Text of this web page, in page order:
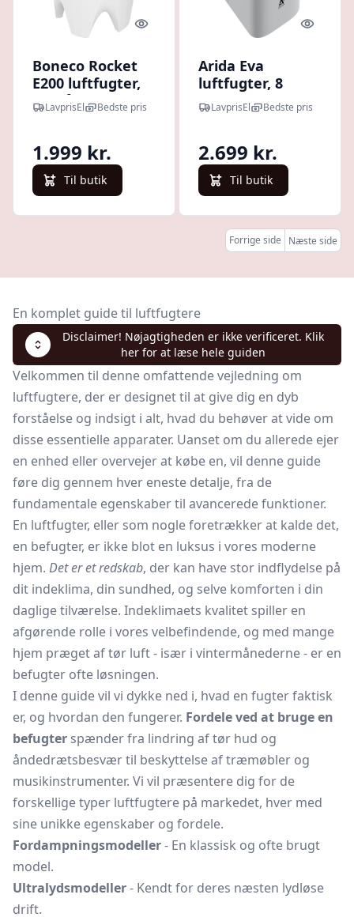
Quick look
Boneco Rocket
E200 luftfugter,
30 m²
LavprisEl Bedste pris
1.999 kr.
Til butik
Quick
Arida Eva
luftfugter, 8
liter/døgn, 150
m²
LavprisEl Bedste pris
2.699 kr.
Til butik
Forrige side Næste side
En komplet guide til luftfugtere
Disclaimer! Nøjagtigheden er ikke verificeret. Klik
her for at læse hele guiden
Velkommen til denne omfattende vejledning om
luftfugtere, der er designet til at give dig en dyb
forståelse og indsigt i alt, hvad du behøver at vide om
disse essentielle apparater. Uanset om du allerede ejer
en enhed eller overvejer at købe en, vil denne guide
føre dig gennem hver eneste detalje, fra de
fundamentale egenskaber til avancerede funktioner.
En luftfugter, eller som nogle foretrækker at kalde det,
en befugter, er ikke blot en luksus i vores moderne
hjem. Det er et redskab, der kan have stor indflydelse på
dit indeklima, din sundhed, og selve komforten i din
daglige tilværelse. Indeklimaets kvalitet spiller en
afgørende rolle i vores velbefindende, og med mange
hjem præget af tør luft - især i vintermånederne - er en
befugter ofte løsningen.
I denne guide vil vi dykke ned i, hvad en fugter faktisk
er, og hvordan den fungerer. Fordele ved at bruge en
befugter spænder fra lindring af tør hud og
åndedrætsbesvær til beskyttelse af træmøbler og
musikinstrumenter. Vi vil præsentere dig for de
forskellige typer luftfugtere på markedet, hver med
sine unikke egenskaber og fordele.
Fordampningsmodeller- En klassisk og ofte brugt
model.
Ultralydsmodeller- Kendt for deres næsten lydløse
drift.